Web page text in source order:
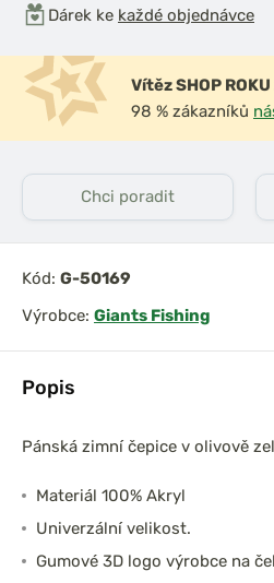
Popis
Pánská zimní čepice v olivově
Materiál 100% Akryl
Univerzální velikost.
Gumové 3D logo výrobce na
Dárek ke každé objednávce
Vítěz SHOP
98 % zákazníků
Chci poradit
Kód: G-50169
Výrobce: Giants Fishing